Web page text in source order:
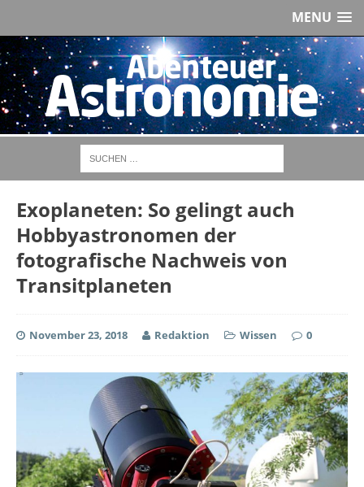
MENU
Exoplaneten: So gelingt auch
Hobbyastronomen der
fotografische Nachweis von
Transitplaneten
November 23, 2018 Redaktion Wissen 0